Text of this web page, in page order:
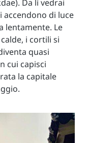
Da lì vedrai
di luce
lentamente. Le
i cortili si
quasi
cui capisci
la capitale